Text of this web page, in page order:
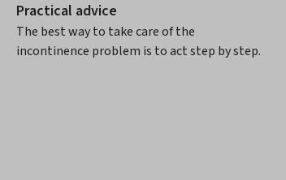
Practical advice
The best way to take care of the
incontinence problem is to act step by step.